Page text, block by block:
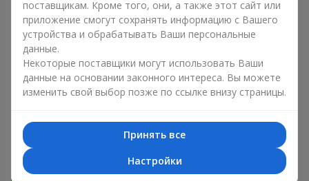
Фонтан шаров "Радужное
настроение"
поставщикам. Кроме того, они, а также этот сайт или
приложение смогут сохранять информацию с Вашего
устройства и обрабатывать Ваши персональные
данные.
Некоторые поставщики могут использовать Ваши
данные на основании законного интереса. Вы можете
изменить свой выбор позже по ссылке внизу страницы.
Принять все
Настройки